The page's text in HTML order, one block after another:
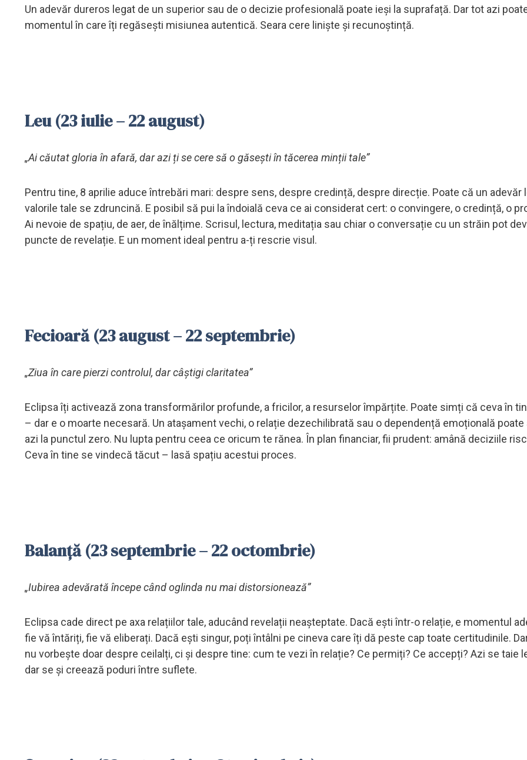
Un adevăr dureros legat de un superior sau de o decizie profesională poate ieși la suprafață. Dar tot azi
momentul în care îți regăsești misiunea autentică. Seara cere liniște și recunoștință.
Leu (23 iulie – 22 august)
„Ai căutat gloria în afară, dar azi ți se cere să o găsești în tăcerea minții tale”
Pentru tine, 8 aprilie aduce întrebări mari: despre sens, despre credință, despre direcție. Poate că un adevăr
valorile tale se zdruncină. E posibil să pui la îndoială ceva ce ai considerat cert: o convingere, o credință, o
Ai nevoie de spațiu, de aer, de înălțime. Scrisul, lectura, meditația sau chiar o conversație cu un străin pot
puncte de revelație. E un moment ideal pentru a-ți rescrie visul.
Fecioară (23 august – 22 septembrie)
„Ziua în care pierzi controlul, dar câștigi claritatea”
Eclipsa îți activează zona transformărilor profunde, a fricilor, a resurselor împărțite. Poate simți că ceva în
– dar e o moarte necesară. Un atașament vechi, o relație dezechilibrată sau o dependență emoțională poate
azi la punctul zero. Nu lupta pentru ceea ce oricum te rănea. În plan financiar, fii prudent: amână deciziile
Ceva în tine se vindecă tăcut – lasă spațiu acestui proces.
Balanță (23 septembrie – 22 octombrie)
„Iubirea adevărată începe când oglinda nu mai distorsionează”
Eclipsa cade direct pe axa relațiilor tale, aducând revelații neașteptate. Dacă ești într-o relație, e momentul
fie vă întăriți, fie vă eliberați. Dacă ești singur, poți întâlni pe cineva care îți dă peste cap toate certitudinile.
nu vorbește doar despre ceilalți, ci și despre tine: cum te vezi în relație? Ce permiți? Ce accepți? Azi se taie
dar se și creează poduri între suflete.